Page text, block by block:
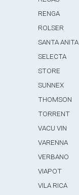
RENGA
ROLSER
SANTA ANITA
SELECTA
STORE
SUNNEX
THOMSON
TORRENT
VACU VIN
VARENNA
VERBANO
VIAPOT
VILA RICA